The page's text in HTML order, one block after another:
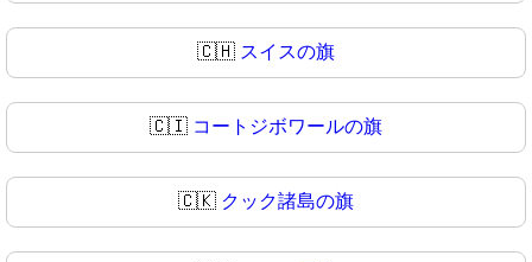
🇨🇭 スイスの旗
🇨🇮 コートジボワールの旗
🇨🇰 クック諸島の旗